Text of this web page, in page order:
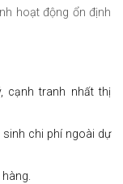
hoạt động ổn định
cạnh tranh nhất thị
sinh chi phí ngoài dự